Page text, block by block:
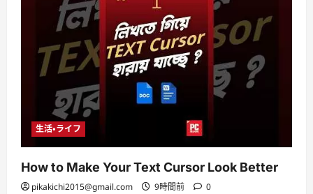
生活・ライフ
How to Make Your Text Cursor Look Better
pikakichi2015@gmail.com 9時間前 0